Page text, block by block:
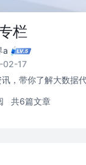
栏
a
02-17
，带你了解大数据
共6篇文章